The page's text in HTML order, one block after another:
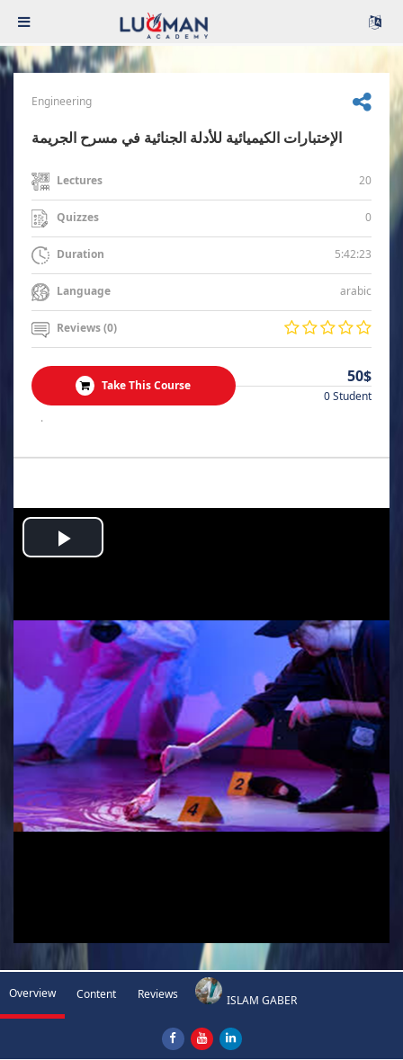
Engineering
الإختبارات الكيميائية للأدلة الجنائية في مسرح الجريمة
Lectures 20
Quizzes 0
Duration 5:42:23
Language arabic
Reviews (0)
Take This Course 50$
0 Student
.
Play
Overview Content Reviews ISLAM GABER